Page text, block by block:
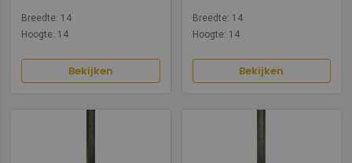
Breedte: 14
Hoogte: 14
Bekijken
Breedte: 14
Hoogte: 14
Bekijken